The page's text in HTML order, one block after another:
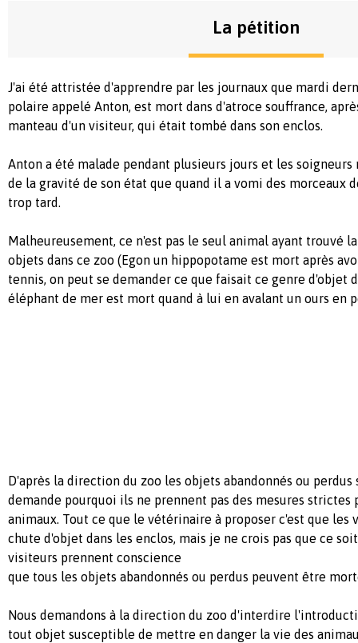
La pétition
J'ai été attristée d'apprendre par les journaux que mardi
polaire appelé Anton, est mort dans d'atroce souffrance,
manteau d'un visiteur, qui était tombé dans son enclos.
Anton a été malade pendant plusieurs jours et les soigneurs
de la gravité de son état que quand il a vomi des morceaux
trop tard.
Malheureusement, ce n'est pas le seul animal ayant trouvé
objets dans ce zoo (Egon un hippopotame est mort après
tennis, on peut se demander ce que faisait ce genre d'objet
éléphant de mer est mort quand à lui en avalant un ours en
D'après la direction du zoo les objets abandonnés ou perdus
demande pourquoi ils ne prennent pas des mesures strictes
animaux. Tout ce que le vétérinaire à proposer c'est que
chute d'objet dans les enclos, mais je ne crois pas que ce
visiteurs prennent conscience
que tous les objets abandonnés ou perdus peuvent être
Nous demandons à la direction du zoo d'interdire
tout objet susceptible de mettre en danger la vie des